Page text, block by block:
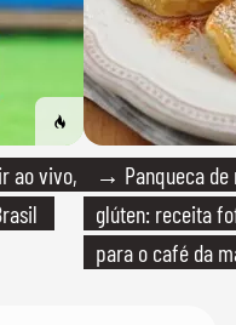
ao vivo,
→ Panqueca de
glúten: receita
para o café da